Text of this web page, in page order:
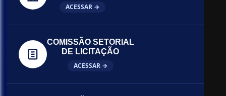
ACESSAR →
COMISSÃO SETORIAL
DE LICITAÇÃO
ACESSAR →